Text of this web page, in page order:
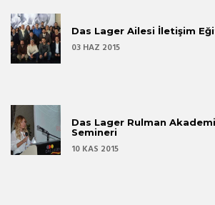
Das Lager Ailesi İletişim
03 HAZ 2015
Das Lager Rulman
Semineri
10 KAS 2015